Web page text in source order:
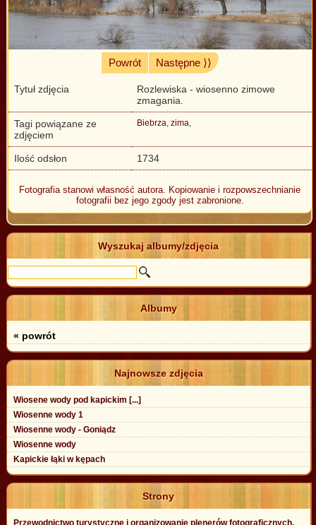
Powrót Następne ⟩⟩
Tytuł zdjęcia
Rozlewiska - wiosenno zimowe
zmagania.
Tagi powiązane ze
zdjęciem
Biebrza, zima,
Ilość odsłon 1734
Fotografia stanowi własność autora. Kopiowanie i rozpowszechnianie
fotografii bez jego zgody jest zabronione.
Wyszukaj albumy/zdjęcia
Albumy
« powrót
Najnowsze zdjęcia
Wiosene wody pod kapickim [...]
Wiosenne wody 1
Wiosenne wody - Goniądz
Wiosenne wody
Kapickie łąki w kępach
Strony
Przewodnictwo turystyczne i organizowanie plenerów fotograficznych.